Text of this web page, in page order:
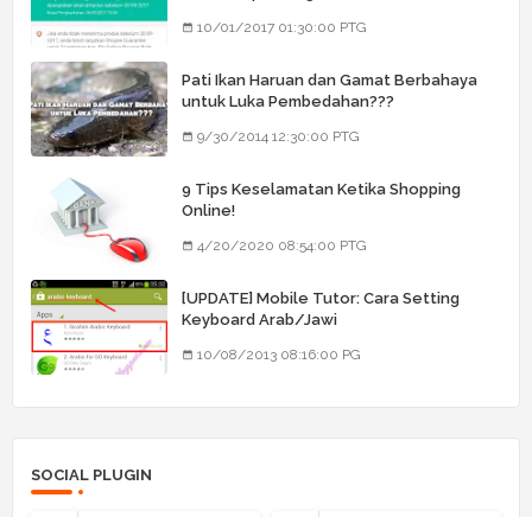
10/01/2017 01:30:00 PTG
Pati Ikan Haruan dan Gamat Berbahaya
untuk Luka Pembedahan???
9/30/2014 12:30:00 PTG
9 Tips Keselamatan Ketika Shopping
Online!
4/20/2020 08:54:00 PTG
[UPDATE] Mobile Tutor: Cara Setting
Keyboard Arab/Jawi
10/08/2013 08:16:00 PG
SOCIAL PLUGIN